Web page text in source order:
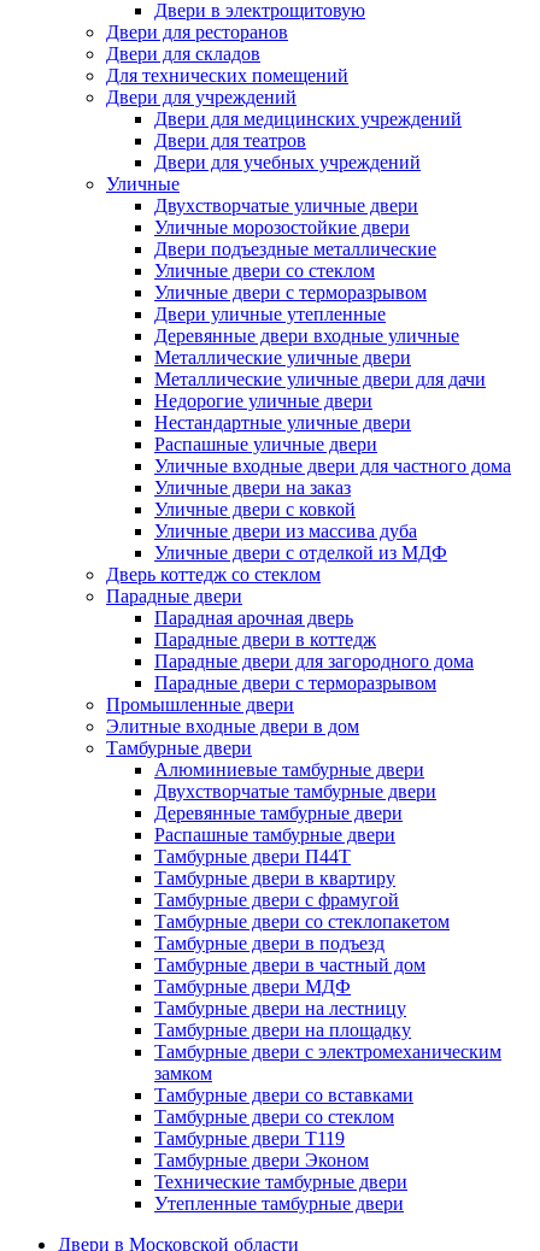
Двери в электрощитовую
Двери для ресторанов
Двери для складов
Для технических помещений
Двери для учреждений
Двери для медицинских учреждений
Двери для театров
Двери для учебных учреждений
Уличные
Двухстворчатые уличные двери
Уличные морозостойкие двери
Двери подъездные металлические
Уличные двери со стеклом
Уличные двери с терморазрывом
Двери уличные утепленные
Деревянные двери входные уличные
Металлические уличные двери
Металлические уличные двери для дачи
Недорогие уличные двери
Нестандартные уличные двери
Распашные уличные двери
Уличные входные двери для частного дома
Уличные двери на заказ
Уличные двери с ковкой
Уличные двери из массива дуба
Уличные двери с отделкой из МДФ
Дверь коттедж со стеклом
Парадные двери
Парадная арочная дверь
Парадные двери в коттедж
Парадные двери для загородного дома
Парадные двери с терморазрывом
Промышленные двери
Элитные входные двери в дом
Тамбурные двери
Алюминиевые тамбурные двери
Двухстворчатые тамбурные двери
Деревянные тамбурные двери
Распашные тамбурные двери
Тамбурные двери П44Т
Тамбурные двери в квартиру
Тамбурные двери с фрамугой
Тамбурные двери со стеклопакетом
Тамбурные двери в подъезд
Тамбурные двери в частный дом
Тамбурные двери МДФ
Тамбурные двери на лестницу
Тамбурные двери на площадку
Тамбурные двери с электромеханическим
замком
Тамбурные двери со вставками
Тамбурные двери со стеклом
Тамбурные двери Т119
Тамбурные двери Эконом
Технические тамбурные двери
Утепленные тамбурные двери
Двери в Московской области